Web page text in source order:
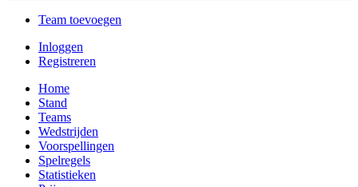
Team toevoegen
Inloggen
Registreren
Home
Stand
Teams
Wedstrijden
Voorspellingen
Spelregels
Statistieken